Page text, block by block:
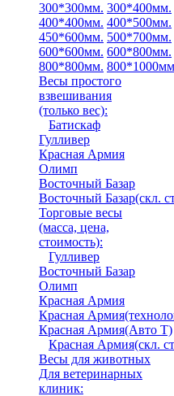
300*300мм. 300*400мм.
400*400мм. 400*500мм.
450*600мм. 500*700мм.
600*600мм. 600*800мм.
800*800мм.
Весы простого
взвешивания
(только вес):
Батискаф
Гулливер
Красная Армия
Олимп
Восточный Базар
Восточный Базар(скл.
Торговые весы
(масса, цена,
стоимость):
Гулливер
Восточный Базар
Олимп
Красная Армия
Красная
Красная Армия(Авто Т)
Красная Армия(скл.
Весы для животных
Для ветеринарных
клиник: